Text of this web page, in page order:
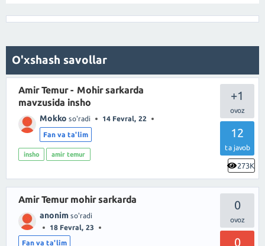
O'xshash savollar
+1
12
ta javob
273K
Amir Temur - Mohir sarkarda
mavzusida insho
Mokko so'radi 14 Fevral, 22
Fan va ta'lim
insho amir temur
0
0
Amir Temur mohir sarkarda
anonim so'radi
18 Fevral, 23
Fan va ta'lim